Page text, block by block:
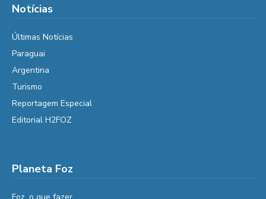
Notícias
Últimas Notícias
Paraguai
Argentina
Turismo
Reportagem Especial
Editorial H2FOZ
Planeta Foz